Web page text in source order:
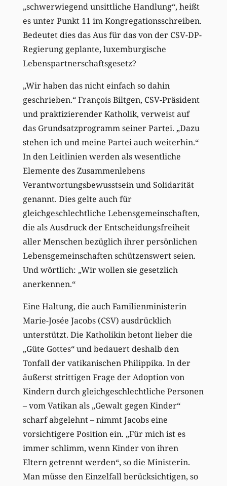
„schwerwiegend unsittliche Handlung“, heißt
es unter Punkt 11 im Kongregationsschreiben.
Bedeutet dies das Aus für das von der CSV-DP-
Regierung geplante, luxemburgische
Lebenspartnerschaftsgesetz?
„Wir haben das nicht einfach so dahin
geschrieben.“ François Biltgen, CSV-Präsident
und praktizierender Katholik, verweist auf
das Grundsatzprogramm seiner Partei. „Dazu
stehen ich und meine Partei auch weiterhin.“
In den Leitlinien werden als wesentliche
Elemente des Zusammenlebens
Verantwortungsbewusstsein und Solidarität
genannt. Dies gelte auch für
gleichgeschlechtliche Lebensgemeinschaften,
die als Ausdruck der Entscheidungsfreiheit
aller Menschen bezüglich ihrer persönlichen
Lebensgemeinschaften schützenswert seien.
Und wörtlich: „Wir wollen sie gesetzlich
anerkennen.“
Eine Haltung, die auch Familienministerin
Marie-Josée Jacobs (CSV) ausdrücklich
unterstützt. Die Katholikin betont lieber die
„Güte Gottes“ und bedauert deshalb den
Tonfall der vatikanischen Philippika. In der
äußerst strittigen Frage der Adoption von
Kindern durch gleichgeschlechtliche Personen
– vom Vatikan als „Gewalt gegen Kinder“
scharf abgelehnt – nimmt Jacobs eine
vorsichtigere Position ein. „Für mich ist es
immer schlimm, wenn Kinder von ihren
Eltern getrennt werden“, so die Ministerin.
Man müsse den Einzelfall berücksichtigen, so